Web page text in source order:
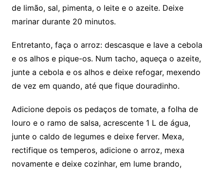
de limão, sal, pimenta, o leite e o azeite. Deixe
marinar durante 20 minutos.
Entretanto, faça o arroz: descasque e lave a cebola
e os alhos e pique-os. Num tacho, aqueça o azeite,
junte a cebola e os alhos e deixe refogar, mexendo
de vez em quando, até que fique douradinho.
Adicione depois os pedaços de tomate, a folha de
louro e o ramo de salsa, acrescente 1 L de água,
junte o caldo de legumes e deixe ferver. Mexa,
rectifique os temperos, adicione o arroz, mexa
novamente e deixe cozinhar, em lume brando,